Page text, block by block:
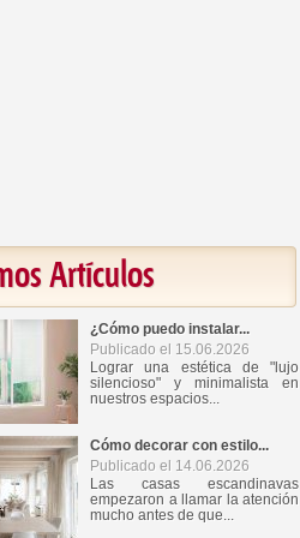
Artículos
¿Cómo puedo instalar...
Publicado el 15.06.2026
Lograr una estética de "lujo
silencioso" y minimalista en
nuestros espacios...
Cómo decorar con estilo...
Publicado el 14.06.2026
Las casas escandinavas
empezaron a llamar la atención
mucho antes de que...